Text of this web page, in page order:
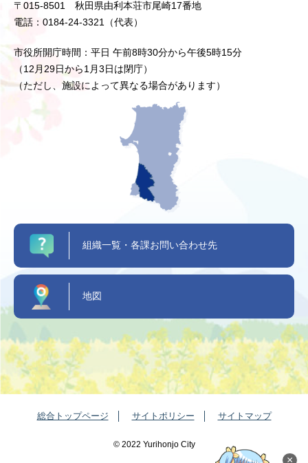
×
〒015-8501 秋田県由利本荘市尾崎17番地
電話：0184-24-3321（代表）
市役所開庁時間：平日 午前8時30分から午後5時15分
（12月29日から1月3日は閉庁）
（ただし、施設によって異なる場合があります）
組織一覧・各課お問い合わせ先
地図
総合トップページ サイトポリシー サイトマップ
©️ 2022 Yurihonjo City